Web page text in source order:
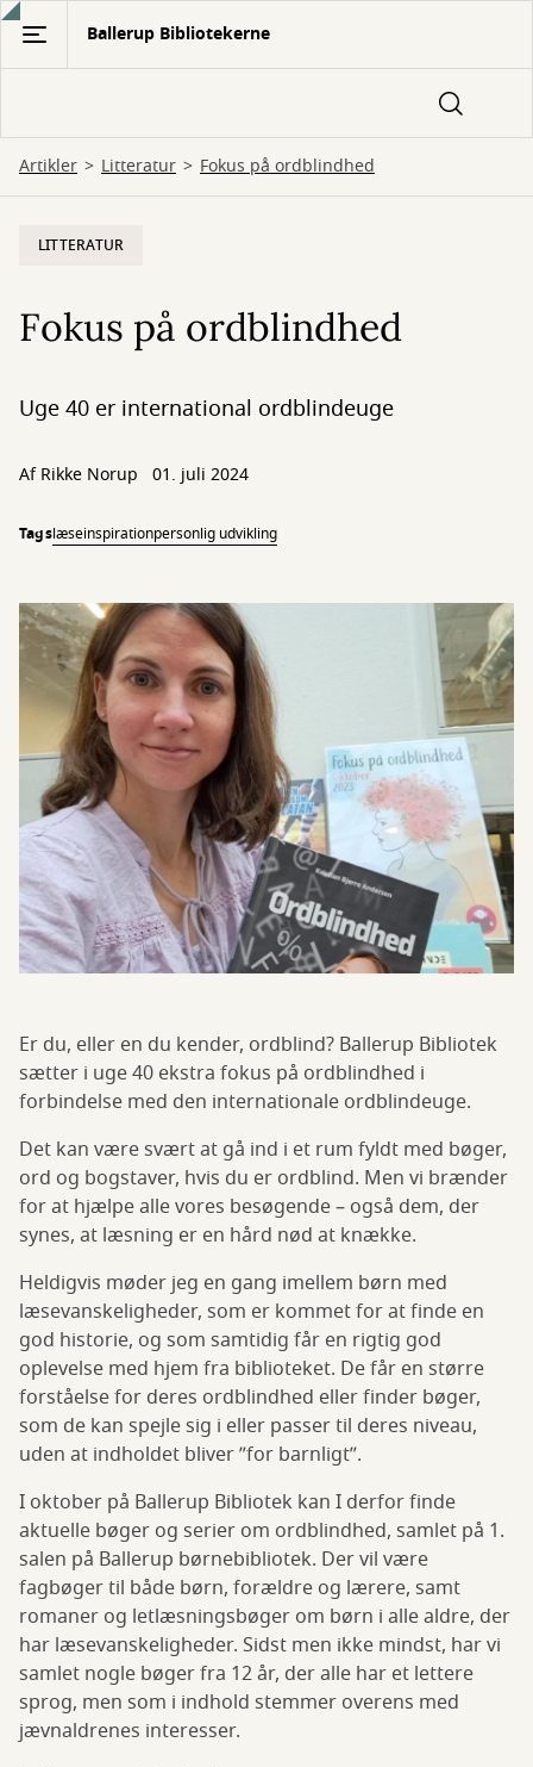
Gå
hovedindhold
Ballerup Bibliotekerne
Artikler Litteratur Fokus på ordblindhed
LITTERATUR
Fokus på ordblindhed
Uge 40 er international ordblindeuge
Af Rikke Norup 01. juli 2024
Tagslæseinspirationpersonlig udvikling
Er du, eller en du kender, ordblind? Ballerup Bibliotek
sætter i uge 40 ekstra fokus på ordblindhed i
forbindelse med den internationale ordblindeuge.
Det kan være svært at gå ind i et rum fyldt med bøger,
ord og bogstaver, hvis du er ordblind. Men vi brænder
for at hjælpe alle vores besøgende – også dem, der
synes, at læsning er en hård nød at knække.
Heldigvis møder jeg en gang imellem børn med
læsevanskeligheder, som er kommet for at finde en
god historie, og som samtidig får en rigtig god
oplevelse med hjem fra biblioteket. De får en større
forståelse for deres ordblindhed eller finder bøger,
som de kan spejle sig i eller passer til deres niveau,
uden at indholdet bliver ”for barnligt”.
I oktober på Ballerup Bibliotek kan I derfor finde
aktuelle bøger og serier om ordblindhed, samlet på 1.
salen på Ballerup børnebibliotek. Der vil være
fagbøger til både børn, forældre og lærere, samt
romaner og letlæsningsbøger om børn i alle aldre, der
har læsevanskeligheder. Sidst men ikke mindst, har vi
samlet nogle bøger fra 12 år, der alle har et lettere
sprog, men som i indhold stemmer overens med
jævnaldrenes interesser.